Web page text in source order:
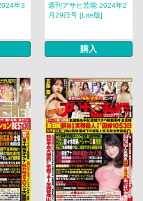
年3
週刊アサヒ芸能 2024年2
月29日号 [Lite版]
購入